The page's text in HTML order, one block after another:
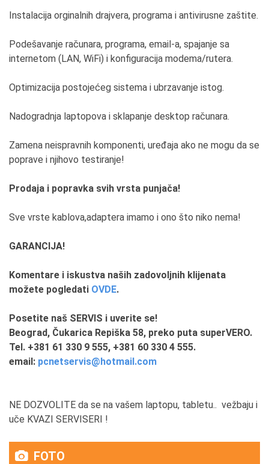
Instalacija orginalnih drajvera, programa i antivirusne zaštite.
Podešavanje računara, programa, email-a, spajanje sa
internetom (LAN, WiFi) i konfiguracija modema/rutera.
Optimizacija postojećeg sistema i ubrzavanje istog.
Nadogradnja laptopova i sklapanje desktop računara.
Zamena neispravnih komponenti, uređaja ako ne mogu da se
poprave i njihovo testiranje!
Prodaja i popravka svih vrsta punjača!
Sve vrste kablova,adaptera imamo i ono što niko nema!
GARANCIJA!
Komentare i iskustva naših zadovoljnih klijenata
možete pogledati OVDE.
Posetite naš SERVIS i uverite se!
Beograd, Čukarica Repiška 58, preko puta superVERO.
Tel. +381 61 330 9 555, +381 60 330 4 555.
email: pcnetservis@hotmail.com
NE DOZVOLITE da se na vašem laptopu, tabletu.. vežbaju i
uče KVAZI SERVISERI !
FOTO